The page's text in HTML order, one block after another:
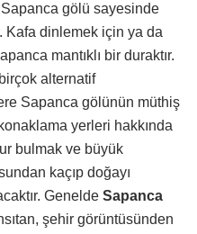
gölü sayesinde
Kafa dinlemek için ya da
mantıklı bir duraktır.
alternatif
Sapanca gölünün müthiş
yerleri hakkında
bulmak ve büyük
kaçıp doğayı
Genelde Sapanca
şehir görüntüsünden